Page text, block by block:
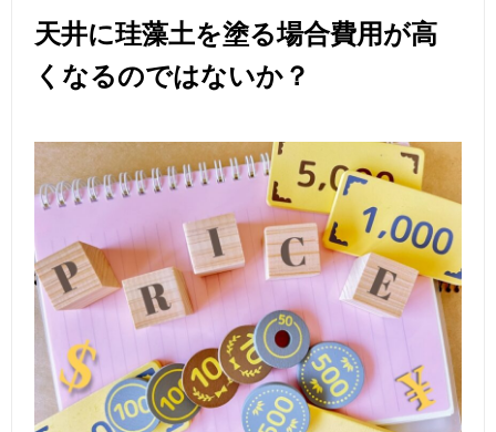
天井に珪藻土を塗る場合費用が高
くなるのではないか？